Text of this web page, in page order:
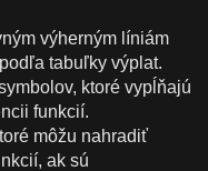
výherným líniám
tabuľky výplat.
ktoré vypĺňajú
funkcií.
môžu nahradiť
ak sú